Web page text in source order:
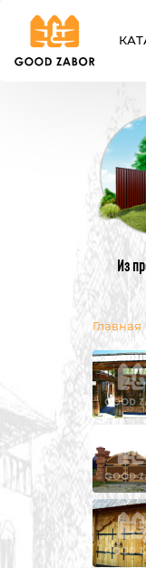
ЗАБОРЫ
ИЗ
СЕТКА РАБИЦА
СЕКЦИОННЫЕ
ИЗ 3Д СЕТКИ
ИЗ СВАРНОЙ
ИЗ
СВАРНЫЕ
ЗАБОРЫ ДЛЯ
ДЕРЕВЯННЫЕ
Из
Главная